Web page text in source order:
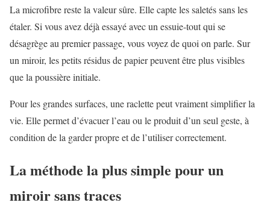
La microfibre reste la valeur sûre. Elle capte les saletés sans les
étaler. Si vous avez déjà essayé avec un essuie-tout qui se
désagrège au premier passage, vous voyez de quoi on parle. Sur
un miroir, les petits résidus de papier peuvent être plus visibles
que la poussière initiale.
Pour les grandes surfaces, une raclette peut vraiment simplifier la
vie. Elle permet d’évacuer l’eau ou le produit d’un seul geste, à
condition de la garder propre et de l’utiliser correctement.
La méthode la plus simple pour un
miroir sans traces